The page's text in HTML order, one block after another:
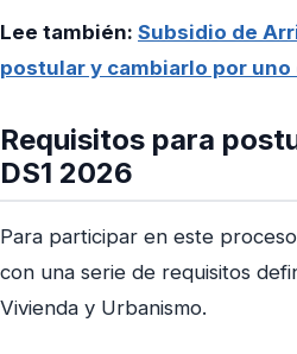
Lee también: Subsidio de
postular y cambiarlo por uno
Requisitos para
DS1 2026
Para participar en este
con una serie de requisitos
Vivienda y Urbanismo.